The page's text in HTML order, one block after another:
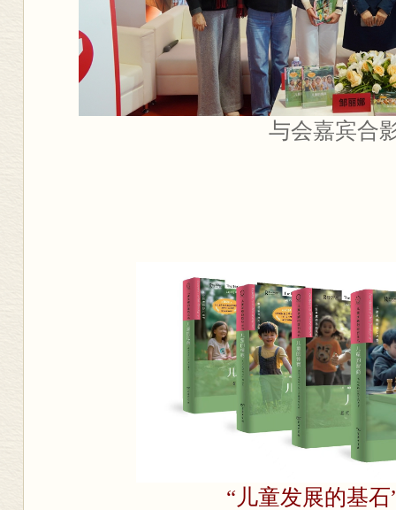
与会嘉宾合
“儿童发展的基石